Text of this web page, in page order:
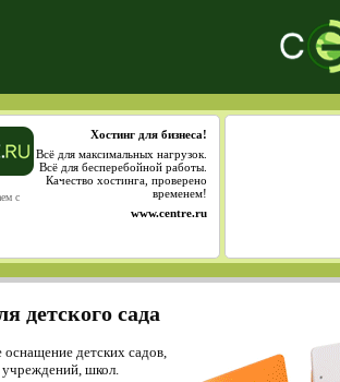
с
Хостинг для бизнеса!
Всё для максимальных нагрузок.
Всё для бесперебойной работы.
Качество хостинга, проверено
временем!
www.centre.ru
детского сада
оснащение детских садов,
школ.